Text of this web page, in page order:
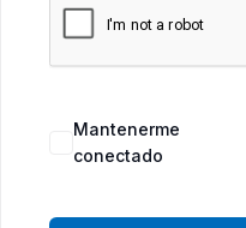
Mantenerme
conectado